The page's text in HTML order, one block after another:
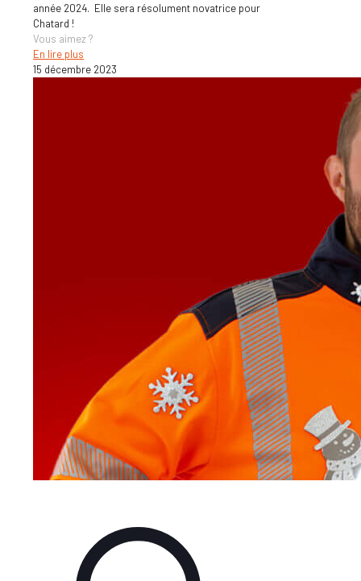
année 2024. Elle sera résolument novatrice pour
Chatard !
Vous aimez ?
En lire plus
15 décembre 2023